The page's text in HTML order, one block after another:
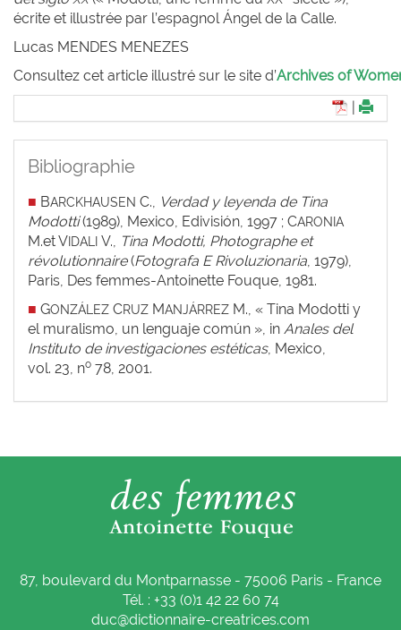
écrite et illustrée par l’espagnol Ángel de la Calle.
Lucas M ENDES M ENEZES
Consultez cet article illustré sur le site d’Archives of
Bibliographie
■ BARCKHAUSEN C., Verdad y leyenda de Tina
Modotti(1989), Mexico, Edivisión, 1997 ; CARONIA
M.et V IDALI V., Tina Modotti, Photographe et
révolutionnaire(Fotografa E Rivoluzionaria, 1979),
Paris, Des femmes-Antoinette Fouque, 1981.
■ GONZÁLEZ CRUZ MANJÁRREZ M., « Tina Modotti y
el muralismo, un lenguaje común », in Anales del
Instituto de investigaciones estéticas, Mexico,
vol. 23, no 78, 2001.
87, boulevard du Montparnasse - 75006 Paris - France
Tél. : +33 (0)1 42 22 60 74
duc@dictionnaire-creatrices.com